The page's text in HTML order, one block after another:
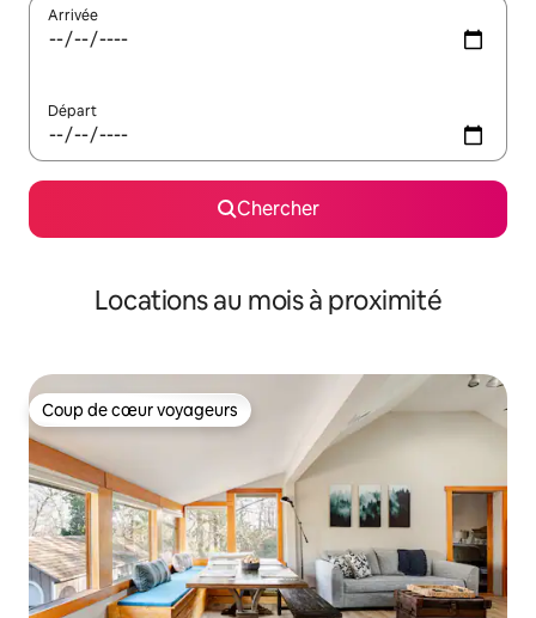
Arrivée
Départ
Chercher
Locations au mois à proximité
Coup de cœur voyageurs
Coup de cœur voyageurs